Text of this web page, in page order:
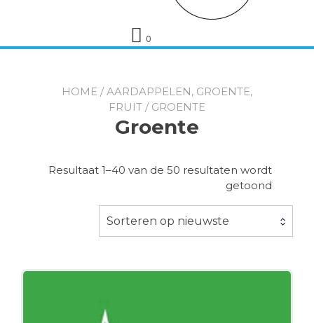
0
HOME /AARDAPPELEN, GROENTE,
FRUIT / GROENTE
Groente
Resultaat 1–40 van de 50 resultaten wordt
getoond
Sorteren op nieuwste